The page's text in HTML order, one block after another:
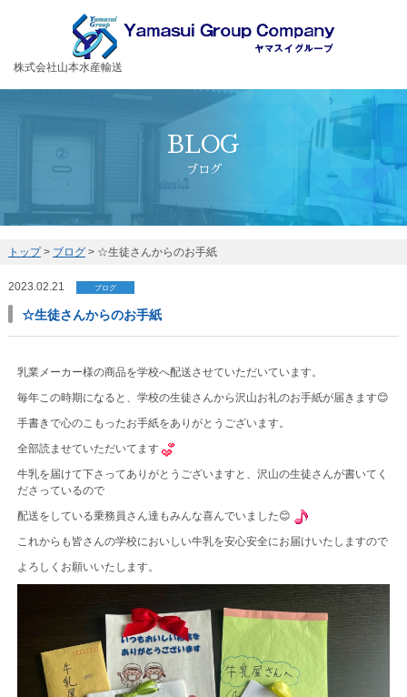
お客様の大切な荷物を安全・丁寧に運送するヤマスイグループ
株式会社山本水産輸送
BLOG
ブログ
トップ> ブログ> ☆生徒さんからのお手紙
2023.02.21 ブログ
☆生徒さんからのお手紙
乳業メーカー様の商品を学校へ配送させていただいています。
毎年この時期になると、学校の生徒さんから沢山お礼のお手紙が届きます😊
手書きで心のこもったお手紙をありがとうございます。
全部読ませていただいてます
牛乳を届けて下さってありがとうございますと、沢山の生徒さんが書いてく
ださっているので
配送をしている乗務員さん達もみんな喜んでいました😊
これからも皆さんの学校においしい牛乳を安心安全にお届けいたしますので
よろしくお願いいたします。